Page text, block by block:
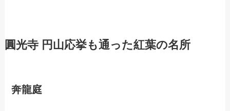
圓光寺 円山応挙も通った紅葉の名所
奔龍庭